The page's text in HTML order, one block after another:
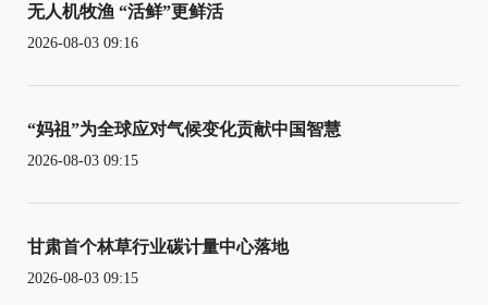
无人机牧渔 “活鲜”更鲜活
2026-08-03 09:16
“妈祖”为全球应对气候变化贡献中国智慧
2026-08-03 09:15
甘肃首个林草行业碳计量中心落地
2026-08-03 09:15